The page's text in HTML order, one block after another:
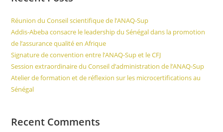
Réunion du Conseil scientifique de l’ANAQ-Sup
Addis-Abeba consacre le leadership du Sénégal dans la promotion
de l’assurance qualité en Afrique
Signature de convention entre l’ANAQ-Sup et le CFJ
Session extraordinaire du Conseil d’administration de l’ANAQ-Sup
Atelier de formation et de réflexion sur les microcertifications au
Sénégal
Recent Comments